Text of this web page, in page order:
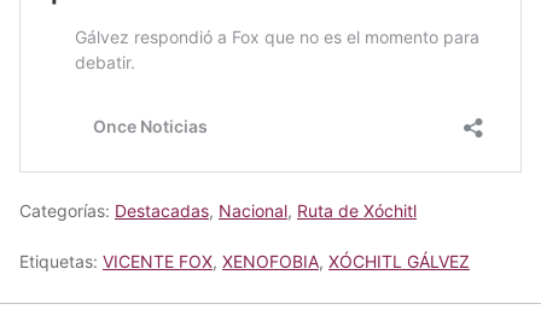
Categorías: Destacadas, Nacional, Ruta de Xóchitl
Etiquetas: VICENTE FOX, XENOFOBIA, XÓCHITL GÁLVEZ